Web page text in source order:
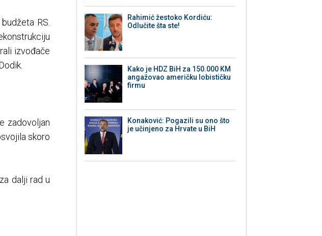
RS.
izvođače
zadovoljan
skoro
dalji rad u
Rahimić žestoko Kordiću:
Odlučite šta ste!
Kako je HDZ BiH za 150.000 KM
angažovao američku lobističku
firmu
Konaković: Pogazili su ono što
je učinjeno za Hrvate u BiH